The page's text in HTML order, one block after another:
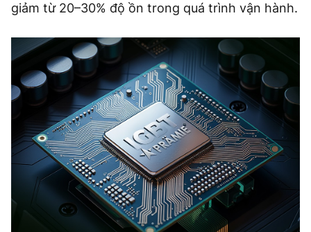
giảm từ 20–30% độ ồn trong quá trình vận hành.